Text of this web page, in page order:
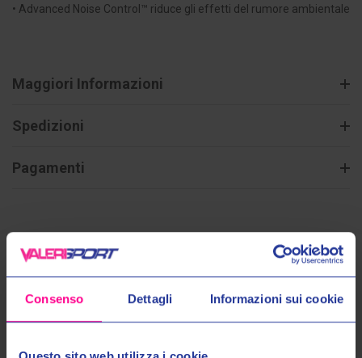
Consenso Dettagli Informazioni sui cookie
• Advanced Noise Control™ riduce gli effetti del rumore ambientale
Maggiori Informazioni
Spedizioni
Pagamenti
Prodotti Simili